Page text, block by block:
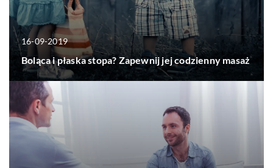
16-09-2019
Boląca i płaska stopa? Zapewnij jej codzienny masaż